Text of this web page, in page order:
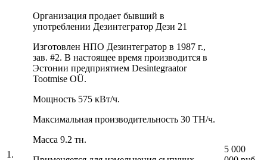
1.
Организация продает бывший в
употреблении Дезинтегратор Дези 21
Изготовлен НПО Дезинтегратор в 1987 г.,
зав. #2. В настоящее время производится в
Эстонии предприятием Desintegraator
Tootmise OÜ.
Мощность 575 кВт/ч.
Максимальная производительность 30 ТН/ч.
Масса 9.2 тн.
5 000